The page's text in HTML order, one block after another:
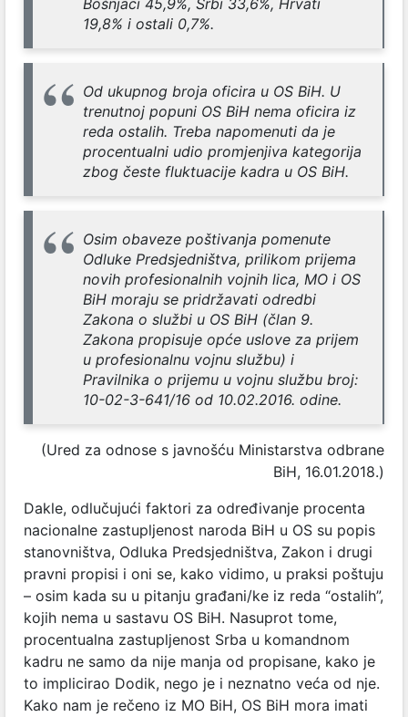
Bošnjaci 45,9%, Srbi 33,6%, Hrvati
19,8% i ostali 0,7%.
Od ukupnog broja oficira u OS BiH. U
trenutnoj popuni OS BiH nema oficira iz
reda ostalih. Treba napomenuti da je
procentualni udio promjenjiva kategorija
zbog česte fluktuacije kadra u OS BiH.
Osim obaveze poštivanja pomenute
Odluke Predsjedništva, prilikom prijema
novih profesionalnih vojnih lica, MO i OS
BiH moraju se pridržavati odredbi
Zakona o službi u OS BiH (član 9.
Zakona propisuje opće uslove za prijem
u profesionalnu vojnu službu) i
Pravilnika o prijemu u vojnu službu broj:
10-02-3-641/16 od 10.02.2016. odine.
(Ured za odnose s javnošću Ministarstva odbrane
BiH, 16.01.2018.)
Dakle, odlučujući faktori za određivanje procenta
nacionalne zastupljenost naroda BiH u OS su popis
stanovništva, Odluka Predsjedništva, Zakon i drugi
pravni propisi i oni se, kako vidimo, u praksi poštuju
– osim kada su u pitanju građani/ke iz reda “ostalih”,
kojih nema u sastavu OS BiH. Nasuprot tome,
procentualna zastupljenost Srba u komandnom
kadru ne samo da nije manja od propisane, kako je
to implicirao Dodik, nego je i neznatno veća od nje.
Kako nam je rečeno iz MO BiH, OS BiH mora imati